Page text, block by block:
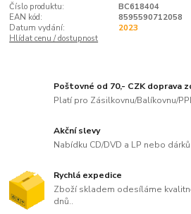
Číslo produktu:
BC618404
EAN kód:
8595590712058
Datum vydání:
2023
Hlídat cenu / dostupnost
Poštovné od 70,- CZK doprava
Platí pro Zásilkovnu/Balíkovnu/
Akční slevy
Nabídku CD/DVD a LP nebo
Rychlá expedice
Zboží skladem odesíláme
dnů..